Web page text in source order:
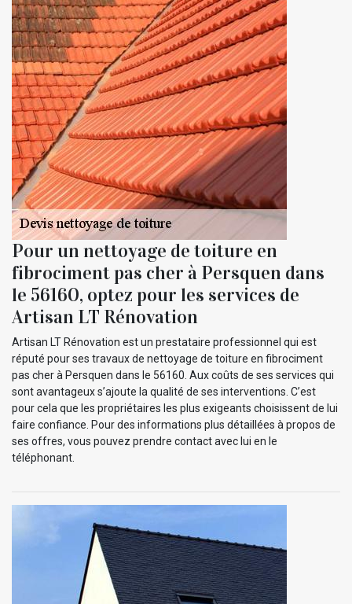
Pour un nettoyage de toiture en
fibrociment pas cher à Persquen dans
le 56160, optez pour les services de
Artisan LT Rénovation
Artisan LT Rénovation est un prestataire professionnel qui est
réputé pour ses travaux de nettoyage de toiture en fibrociment
pas cher à Persquen dans le 56160. Aux coûts de ses services qui
sont avantageux s’ajoute la qualité de ses interventions. C’est
pour cela que les propriétaires les plus exigeants choisissent de lui
faire confiance. Pour des informations plus détaillées à propos de
ses offres, vous pouvez prendre contact avec lui en le
téléphonant.